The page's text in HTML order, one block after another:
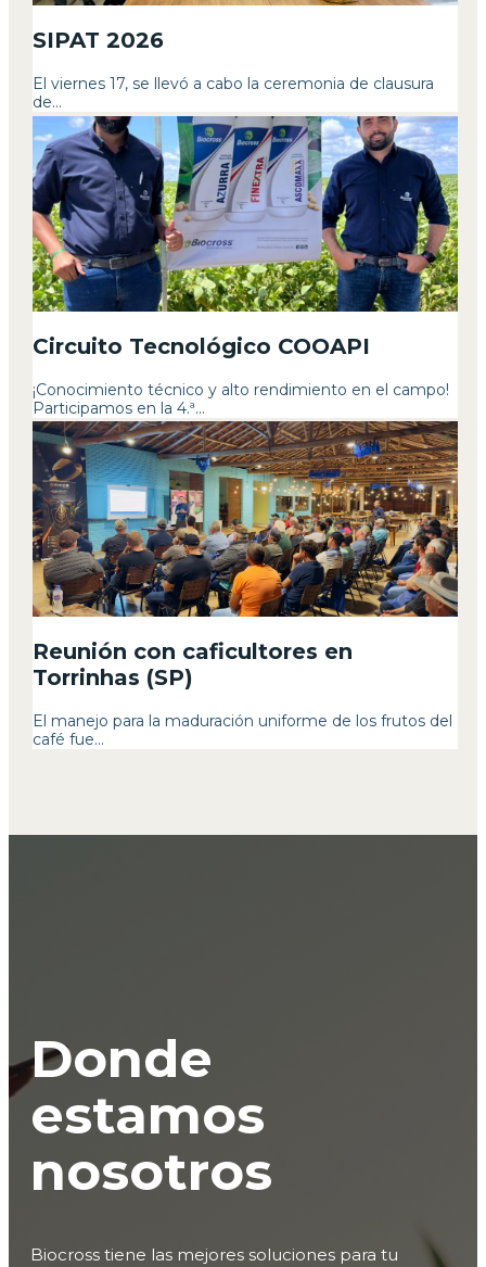
SIPAT 2026
El viernes 17, se llevó a cabo la ceremonia de clausura
de...
Circuito Tecnológico COOAPI
¡Conocimiento técnico y alto rendimiento en el campo!
Participamos en la 4.ª...
Reunión con caficultores en
Torrinhas (SP)
El manejo para la maduración uniforme de los frutos del
café fue...
Donde
estamos
nosotros
Biocross tiene las mejores soluciones para tu